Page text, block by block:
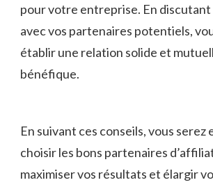
pour votre entreprise. En
avec vos partenaires potentiels,⁤
établir ‍une relation ​solide et
bénéfique.
En suivant ces conseils, vous serez
choisir les bons partenaires
maximiser vos résultats ⁤et élargir